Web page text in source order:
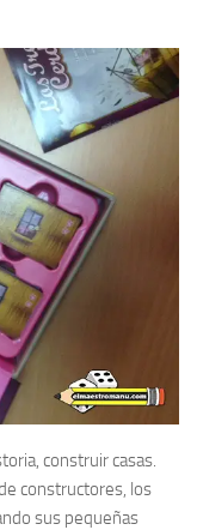
construir casas.
constructores, los
sus pequeñas